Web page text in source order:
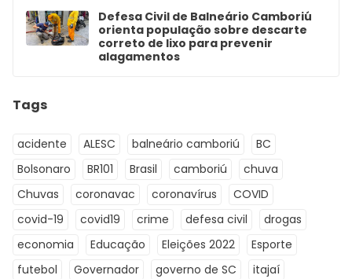
Defesa Civil de Balneário Camboriú
orienta população sobre descarte
correto de lixo para prevenir
alagamentos
Tags
acidente ALESC balneário camboriú
BC
Bolsonaro
BR101 Brasil camboriú
chuva
Chuvas
coronavac coronavírus
COVID
covid-19
covid19 crime defesa civil
drogas
economia
Educação Eleições 2022
Esporte
futebol
Governador governo de SC
itajaí